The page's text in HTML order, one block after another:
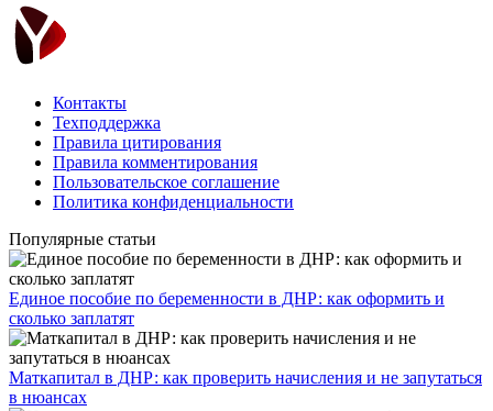
Контакты
Техподдержка
Правила цитирования
Правила комментирования
Пользовательское соглашение
Политика конфиденциальности
Популярные статьи
Единое пособие по беременности в ДНР: как оформить и
сколько заплатят
​Маткапитал в ДНР: как проверить начисления и не запутаться
в нюансах